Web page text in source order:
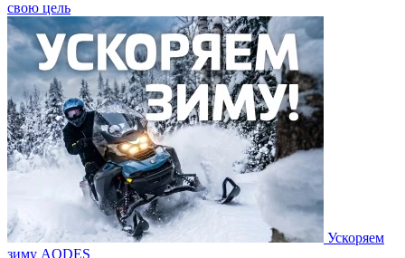
свою цель
Ускоряем
зиму AODES